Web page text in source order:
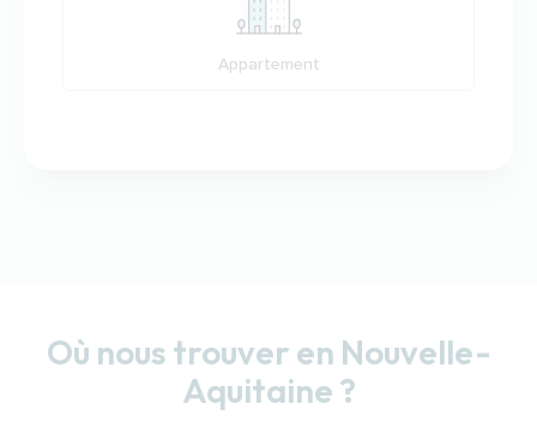
Appartement
Où nous trouver en Nouvelle-
Aquitaine ?